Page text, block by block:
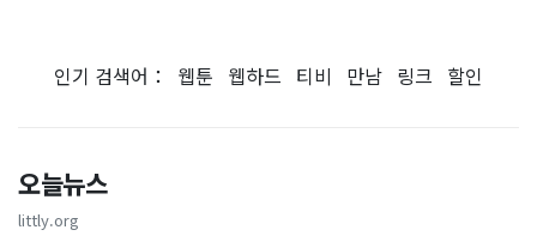
인기 검색어： 웹툰 웹하드 티비 만남 링크 할인
오늘뉴스
littly.org